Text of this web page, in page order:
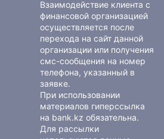
Взаимодействие клиента с
финансовой организацией
осуществляется после
перехода на сайт данной
организации или получения
смс-сообщения на номер
телефона, указанный в
заявке.
При использовании
материалов гиперссылка
на bank.kz обязательна.
Для рассылки